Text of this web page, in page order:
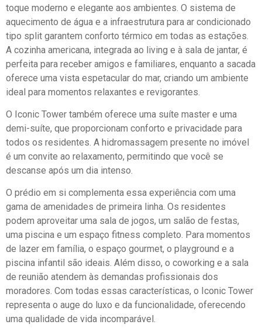
toque moderno e elegante aos ambientes. O sistema de
aquecimento de água e a infraestrutura para ar condicionado
tipo split garantem conforto térmico em todas as estações.
A cozinha americana, integrada ao living e à sala de jantar, é
perfeita para receber amigos e familiares, enquanto a sacada
oferece uma vista espetacular do mar, criando um ambiente
ideal para momentos relaxantes e revigorantes.
O Iconic Tower também oferece uma suíte master e uma
demi-suíte, que proporcionam conforto e privacidade para
todos os residentes. A hidromassagem presente no imóvel
é um convite ao relaxamento, permitindo que você se
descanse após um dia intenso.
O prédio em si complementa essa experiência com uma
gama de amenidades de primeira linha. Os residentes
podem aproveitar uma sala de jogos, um salão de festas,
uma piscina e um espaço fitness completo. Para momentos
de lazer em família, o espaço gourmet, o playground e a
piscina infantil são ideais. Além disso, o coworking e a sala
de reunião atendem às demandas profissionais dos
moradores. Com todas essas características, o Iconic Tower
representa o auge do luxo e da funcionalidade, oferecendo
uma qualidade de vida incomparável.